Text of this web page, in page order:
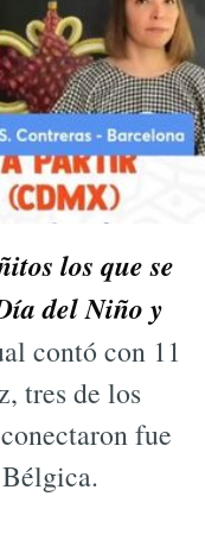
los que se
del Niño y
contó con 11
tres de los
fue